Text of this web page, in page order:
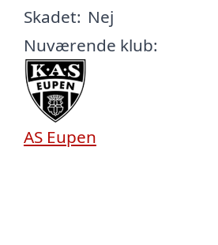
Skadet: Nej
Nuværende klub:
AS Eupen